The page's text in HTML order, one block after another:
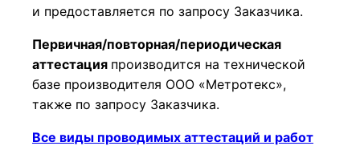
и предоставляется по запросу Заказчика.
Первичная/повторная/периодическая
аттестация производится на технической
базе производителя ООО «Метротекс»,
также по запросу Заказчика.
Все виды проводимых аттестаций и работ